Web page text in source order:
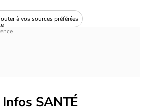
à vos sources préférées
Infos SANTÉ